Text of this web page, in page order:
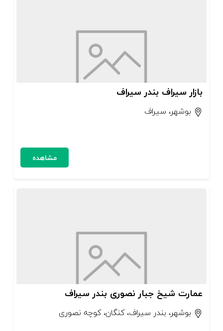
بازار سیراف بندر سیراف
بوشهر، سیراف
مشاهده
عمارت شیخ جبار نصوری بندر سیراف
بوشهر، بندر سیراف، کنگان، کوچه نصوری